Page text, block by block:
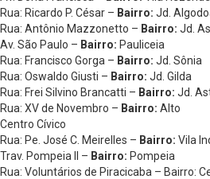
Rua: Ricardo P. César – Bairro: Jd.
Rua: Antônio Mazzonetto – Bairro: Jd.
Av. São Paulo – Bairro: Pauliceia
Rua: Francisco Gorga – Bairro: Jd. Sônia
Rua: Oswaldo Giusti – Bairro: Jd. Gilda
Rua: Frei Silvino Brancatti – Bairro: Jd.
Rua: XV de Novembro – Bairro: Alto
Centro Cívico
Rua: Pe. José C. Meirelles – Bairro: Vila
Trav. Pompeia II – Bairro: Pompeia
Rua: Voluntários de Piracicaba – Bairro: